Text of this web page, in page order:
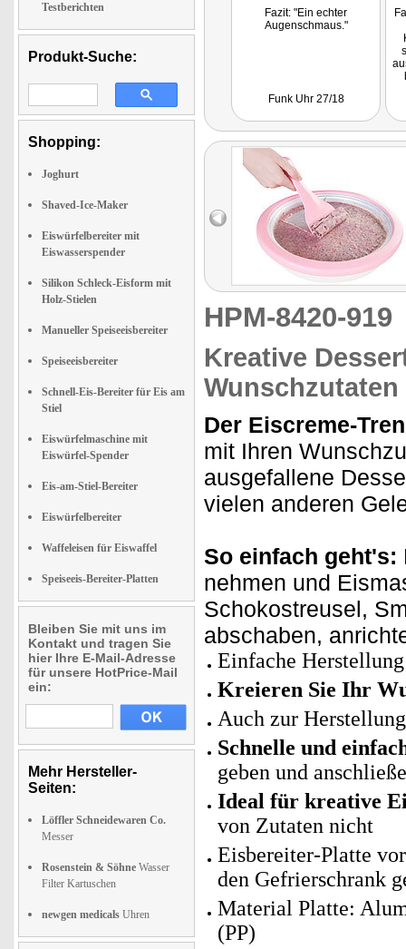
Testberichten
Produkt-Suche:
Shopping:
Joghurt
Shaved-Ice-Maker
Eiswürfelbereiter mit
Eiswasserspender
Silikon Schleck-Eisform mit
Holz-Stielen
Manueller Speiseeisbereiter
Speiseeisbereiter
Schnell-Eis-Bereiter für Eis am
Stiel
Eiswürfelmaschine mit
Eiswürfel-Spender
Eis-am-Stiel-Bereiter
Eiswürfelbereiter
Waffeleisen für Eiswaffel
Speiseeis-Bereiter-Platten
Bleiben Sie mit uns im
Kontakt und tragen Sie
hier Ihre E-Mail-Adresse
für unsere HotPrice-Mail
ein:
Mehr Hersteller-
Seiten:
Löffler Schneidewaren Co.
Messer
Rosenstein & Söhne Wasser
Filter Kartuschen
newgen medicals Uhren
Fazit: "Ein echter
Augenschmaus."
Funk Uhr 27/18
HPM-8420-
Kreative
Der Eiscreme-
mit Ihren
ausgefallene
vielen anderen
So einfach geht's:
nehmen und
Schokostreusel,
abschaben,
Einfache
Kreieren Sie Ihr
Auch zur
Schnelle und
geben und
Ideal für kreative
von Zutaten nicht
Eisbereiter-Platte
den Gefrierschrank
Material Platte:
(PP)